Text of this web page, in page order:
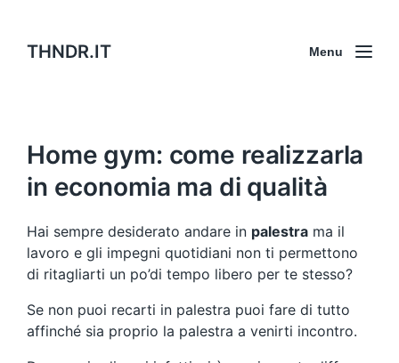
THNDR.IT Menu
Home gym: come realizzarla
in economia ma di qualità
Hai sempre desiderato andare in palestra ma il
lavoro e gli impegni quotidiani non ti permettono
di ritagliarti un po’di tempo libero per te stesso?
Se non puoi recarti in palestra puoi fare di tutto
affinché sia proprio la palestra a venirti incontro.